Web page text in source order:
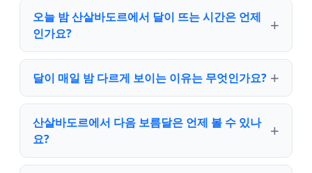
오늘 밤 산살바도르에서 달이 뜨는 시간은 언제
인가요?
달이 매일 밤 다르게 보이는 이유는 무엇인가요?
산살바도르에서 다음 보름달은 언제 볼 수 있나
요?